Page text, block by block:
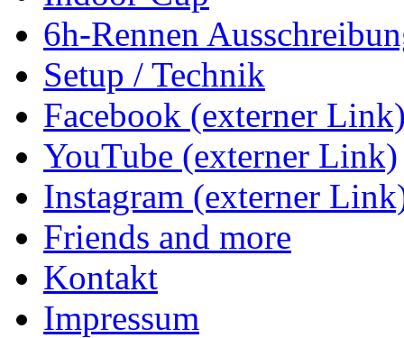
6h-Rennen
Setup / Technik
Facebook (externer
YouTube (externer Link)
Instagram (externer
Friends and more
Kontakt
Impressum